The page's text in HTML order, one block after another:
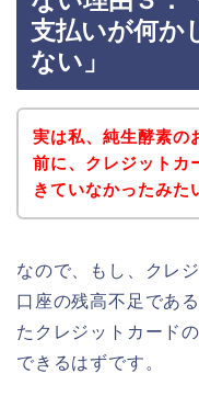
支払いが何か
ない」
実は私、純生酵素の
前に、クレジットカ
きていなかったみた
なので、もし、クレ
口座の残高不足であ
たクレジットカード
できるはずです。